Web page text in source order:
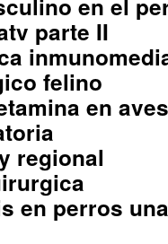
en el
parte II
felino
en
regional
en perros